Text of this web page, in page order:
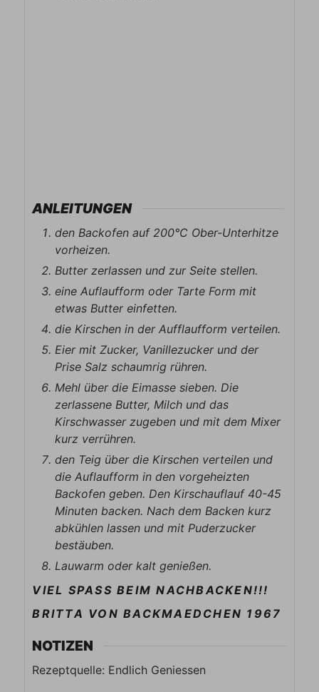
ANLEITUNGEN
den Backofen auf 200°C Ober-Unterhitze
vorheizen.
Butter zerlassen und zur Seite stellen.
eine Auflaufform oder Tarte Form mit
etwas Butter einfetten.
die Kirschen in der Aufflaufform verteilen.
Eier mit Zucker, Vanillezucker und der
Prise Salz schaumrig rühren.
Mehl über die Eimasse sieben. Die
zerlassene Butter, Milch und das
Kirschwasser zugeben und mit dem Mixer
kurz verrühren.
den Teig über die Kirschen verteilen und
die Auflaufform in den vorgeheizten
Backofen geben. Den Kirschauflauf 40-45
Minuten backen. Nach dem Backen kurz
abkühlen lassen und mit Puderzucker
bestäuben.
Lauwarm oder kalt genießen.
VIEL SPASS BEIM NACHBACKEN!!!
BRITTA VON BACKMAEDCHEN 1967
NOTIZEN
Rezeptquelle: Endlich Geniessen